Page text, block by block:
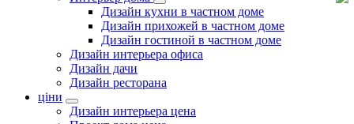
Дизайн кухни в частном доме
Дизайн прихожей в частном доме
Дизайн гостиной в частном доме
Дизайн интерьера офиса
Дизайн дачи
Дизайн ресторана
ціни
Дизайн интерьера цена